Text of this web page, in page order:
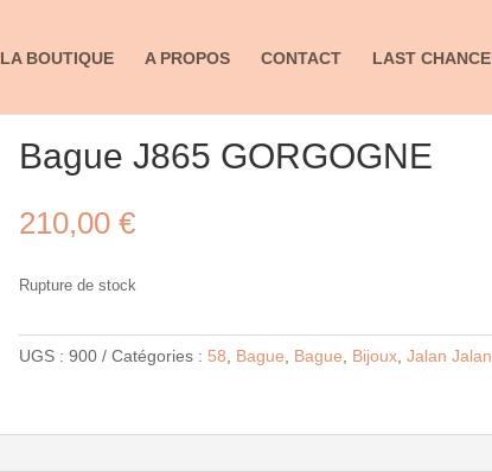
LA BOUTIQUE A PROPOS CONTACT LAST CHANCE
Bague J865 GORGOGNE
210,00 €
Rupture de stock
UGS : 900 Catégories : 58 Bague Bague Bijoux, Jalan Jalan